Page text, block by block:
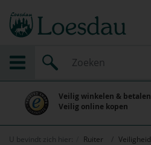
Veilig winkelen & betalen
Veilig online kopen
U bevindt zich hier: Ruiter Veiligheid